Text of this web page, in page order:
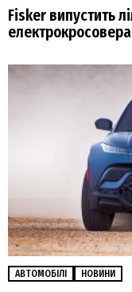
Fisker випустить
АВТОМОБІЛІ НОВИНИ